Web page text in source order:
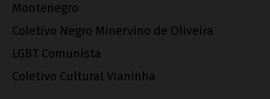
Montenegro
Coletivo Negro Minervino de Oliveira
LGBT Comunista
Coletivo Cultural Vianinha